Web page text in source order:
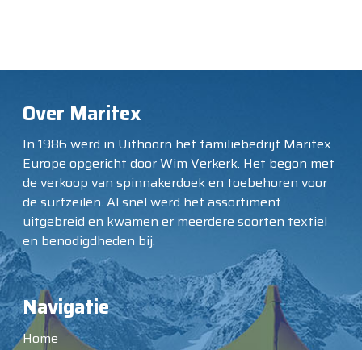
Over Maritex
In 1986 werd in Uithoorn het familiebedrijf Maritex
Europe opgericht door Wim Verkerk. Het begon met
de verkoop van spinnakerdoek en toebehoren voor
de surfzeilen. Al snel werd het assortiment
uitgebreid en kwamen er meerdere soorten textiel
en benodigdheden bij.
Navigatie
Home